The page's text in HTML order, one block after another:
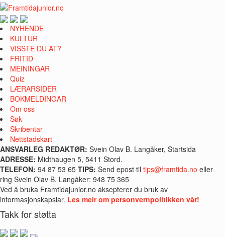
NYHENDE
KULTUR
VISSTE DU AT?
FRITID
MEININGAR
Quiz
LÆRARSIDER
BOKMELDINGAR
Om oss
Søk
Skribentar
Nettstadskart
ANSVARLEG REDAKTØR: Svein Olav B. Langåker, Startsida
ADRESSE: Midthaugen 5, 5411 Stord.
TELEFON: 94 87 53 65 TIPS: Send epost til tips@framtida.no eller
ring Svein Olav B. Langåker: 948 75 365
Ved å bruka Framtidajunior.no aksepterer du bruk av
informasjonskapslar. Les meir om personvernpolitikken vår!
Takk for støtta